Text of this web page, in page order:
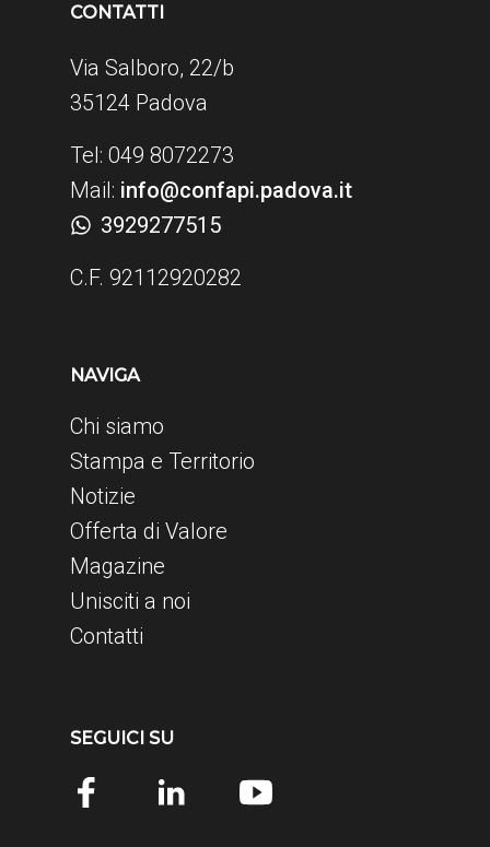
CONTATTI
Via Salboro, 22/b
35124 Padova
Tel: 049 8072273
Mail: info@confapi.padova.it
3929277515
C.F. 92112920282
NAVIGA
Chi siamo
Stampa e Territorio
Notizie
Offerta di Valore
Magazine
Unisciti a noi
Contatti
SEGUICI SU